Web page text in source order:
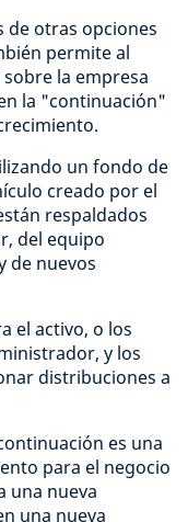
de otras opciones
permite al
la empresa
la "continuación"
un fondo de
creado por el
respaldados
del equipo
de nuevos
el activo, o los
y los
distribuciones a
es una
para el negocio
una nueva
una nueva